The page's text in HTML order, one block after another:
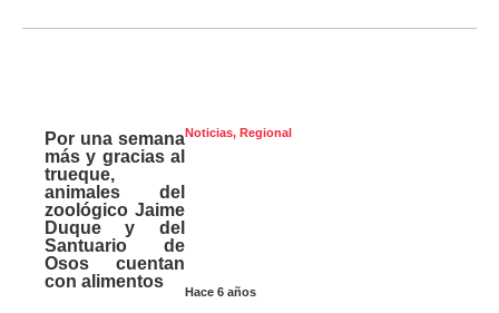
Noticias, Regional
Hace 6 años
Por una semana
más y gracias al
trueque,
animales del
zoológico Jaime
Duque y del
Santuario de
Osos cuentan
con alimentos